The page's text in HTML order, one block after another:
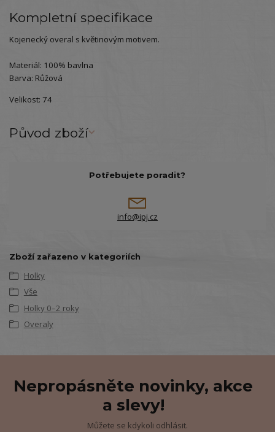
Kompletní specifikace
Kojenecký overal s květinovým motivem.
Materiál: 100% bavlna
Barva: Růžová
Velikost: 74
Původ zboží
Potřebujete poradit?
info@ipj.cz
Zboží zařazeno v kategoriích
Holky
Vše
Holky 0–2 roky
Overaly
Nepropásněte novinky, akce
a slevy!
Můžete se kdykoli odhlásit.